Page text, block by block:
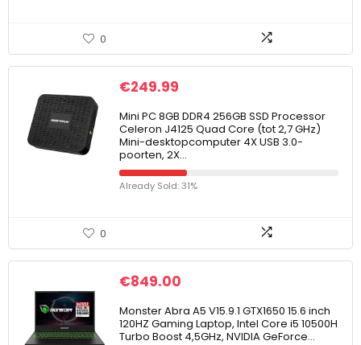
0
€249.99
Mini PC 8GB DDR4 256GB SSD Processor
Celeron J4125 Quad Core (tot 2,7 GHz)
Mini-desktopcomputer 4X USB 3.0-
poorten, 2X…
Already Sold: 31%
0
€849.00
Monster Abra A5 V15.9.1 GTX1650 15.6 inch
120HZ Gaming Laptop, Intel Core i5 10500H
Turbo Boost 4,5GHz, NVIDIA GeForce…